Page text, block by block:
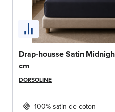
Drap-housse Satin
cm
DORSOLINE
100% satin de coton